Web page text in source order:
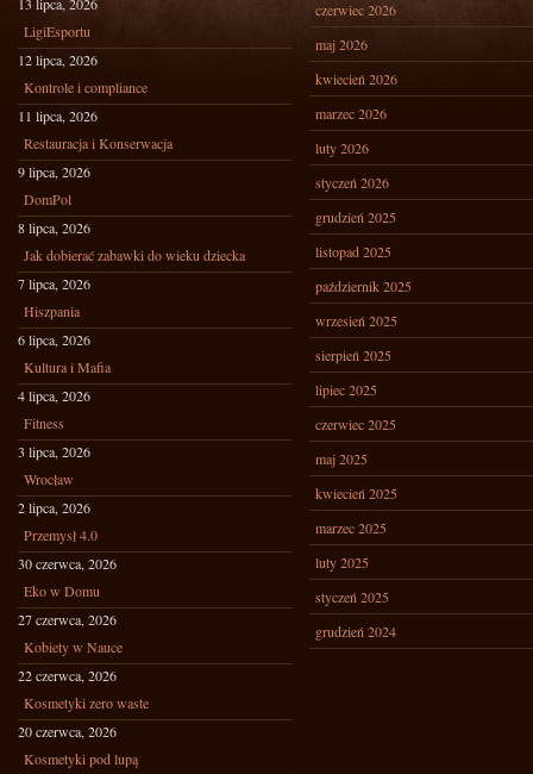
LigiEsportu
12 lipca, 2026
Kontrole i compliance
11 lipca, 2026
Restauracja i Konserwacja
9 lipca, 2026
DomPol
8 lipca, 2026
Jak dobierać zabawki do wieku dziecka
7 lipca, 2026
Hiszpania
6 lipca, 2026
Kultura i Mafia
4 lipca, 2026
Fitness
3 lipca, 2026
Wrocław
2 lipca, 2026
Przemysł 4.0
30 czerwca, 2026
Eko w Domu
27 czerwca, 2026
Kobiety w Nauce
22 czerwca, 2026
Kosmetyki zero waste
20 czerwca, 2026
Kosmetyki pod lupą
czerwiec 2026
maj 2026
kwiecień 2026
marzec 2026
luty 2026
styczeń 2026
grudzień 2025
listopad 2025
październik 2025
wrzesień 2025
sierpień 2025
lipiec 2025
czerwiec 2025
maj 2025
kwiecień 2025
marzec 2025
luty 2025
styczeń 2025
grudzień 2024